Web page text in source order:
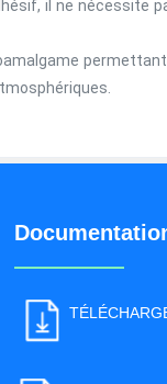
il ne nécessite